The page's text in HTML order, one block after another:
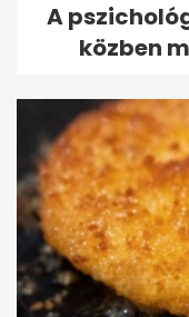
A
közben